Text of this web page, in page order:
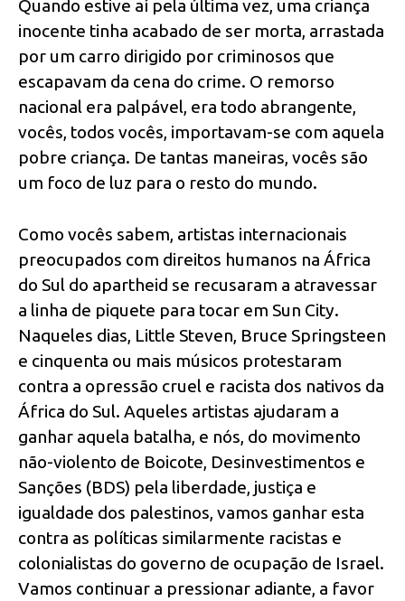
Quando estive aí pela última vez, uma criança
inocente tinha acabado de ser morta, arrastada
por um carro dirigido por criminosos que
escapavam da cena do crime. O remorso
nacional era palpável, era todo abrangente,
vocês, todos vocês, importavam-se com aquela
pobre criança. De tantas maneiras, vocês são
um foco de luz para o resto do mundo.
Como vocês sabem, artistas internacionais
preocupados com direitos humanos na África
do Sul do apartheid se recusaram a atravessar
a linha de piquete para tocar em Sun City.
Naqueles dias, Little Steven, Bruce Springsteen
e cinquenta ou mais músicos protestaram
contra a opressão cruel e racista dos nativos da
África do Sul. Aqueles artistas ajudaram a
ganhar aquela batalha, e nós, do movimento
não-violento de Boicote, Desinvestimentos e
Sanções (BDS) pela liberdade, justiça e
igualdade dos palestinos, vamos ganhar esta
contra as políticas similarmente racistas e
colonialistas do governo de ocupação de Israel.
Vamos continuar a pressionar adiante, a favor